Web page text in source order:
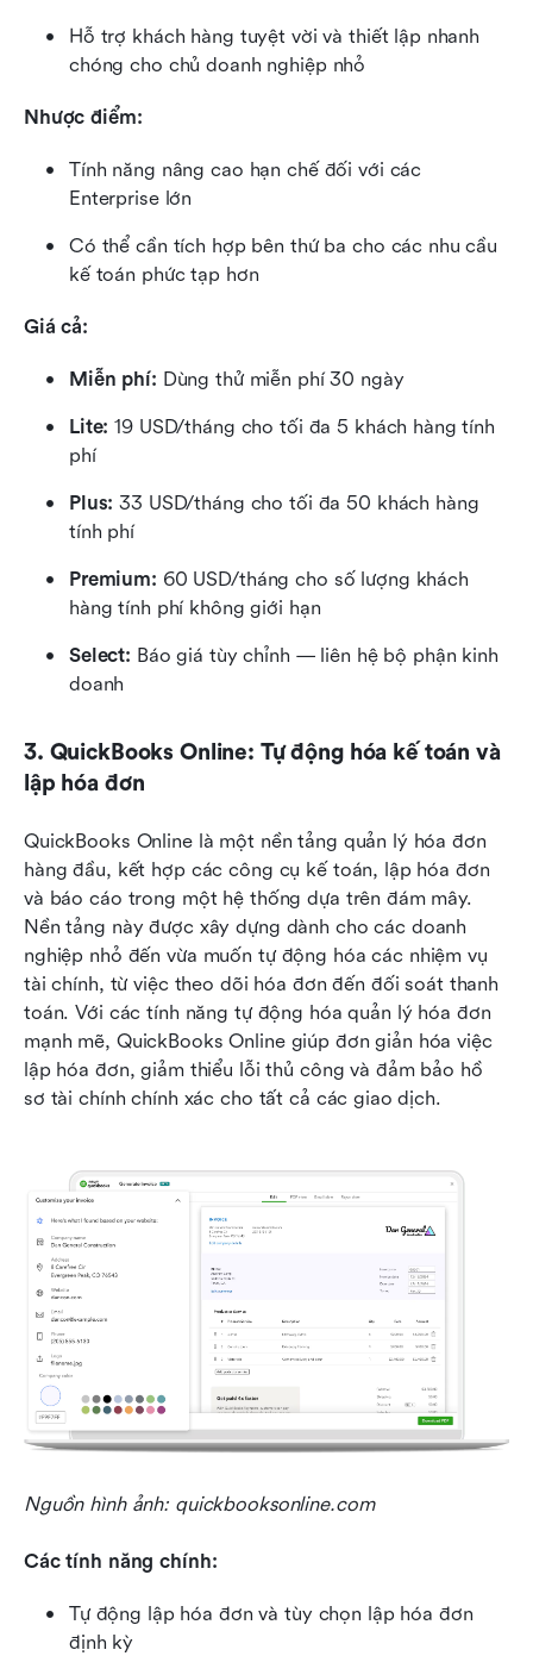
Hỗ trợ khách hàng tuyệt vời và thiết lập nhanh
chóng cho chủ doanh nghiệp nhỏ
Nhược điểm:
Tính năng nâng cao hạn chế đối với các
Enterprise lớn
Có thể cần tích hợp bên thứ ba cho các nhu cầu
kế toán phức tạp hơn
Giá cả:
Miễn phí: Dùng thử miễn phí 30 ngày
Lite: 19 USD/tháng cho tối đa 5 khách hàng tính
phí
Plus: 33 USD/tháng cho tối đa 50 khách hàng
tính phí
Premium: 60 USD/tháng cho số lượng khách
hàng tính phí không giới hạn
Select: Báo giá tùy chỉnh — liên hệ bộ phận kinh
doanh
3. QuickBooks Online: Tự động hóa kế toán và
lập hóa đơn
QuickBooks Online là một nền tảng quản lý hóa đơn
hàng đầu, kết hợp các công cụ kế toán, lập hóa đơn
và báo cáo trong một hệ thống dựa trên đám mây.
Nền tảng này được xây dựng dành cho các doanh
nghiệp nhỏ đến vừa muốn tự động hóa các nhiệm vụ
tài chính, từ việc theo dõi hóa đơn đến đối soát thanh
toán. Với các tính năng tự động hóa quản lý hóa đơn
mạnh mẽ, QuickBooks Online giúp đơn giản hóa việc
lập hóa đơn, giảm thiểu lỗi thủ công và đảm bảo hồ
sơ tài chính chính xác cho tất cả các giao dịch.
Nguồn hình ảnh: quickbooksonline.com
Các tính năng chính:
Tự động lập hóa đơn và tùy chọn lập hóa đơn
định kỳ